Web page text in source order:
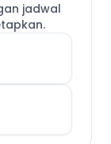
jadwal